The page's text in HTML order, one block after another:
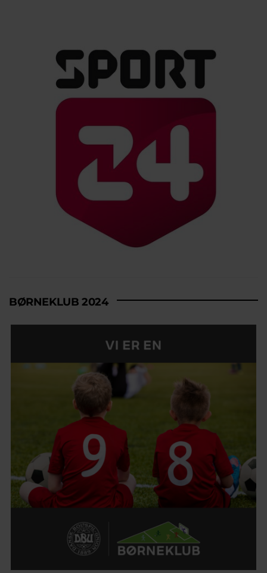
BØRNEKLUB 2024